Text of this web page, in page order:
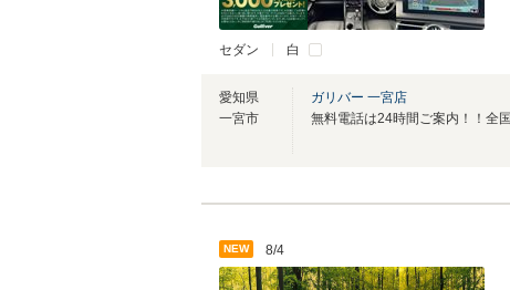
セダン 白
愛知県
一宮市
ガリバー 一宮店
NEW 8/4